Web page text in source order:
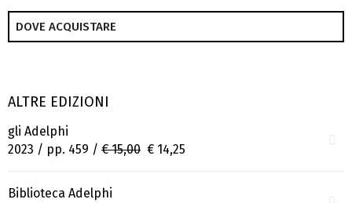
DOVE ACQUISTARE
ALTRE EDIZIONI
gli Adelphi
2023 / pp. 459 / € 15,00 € 14,25
Biblioteca Adelphi